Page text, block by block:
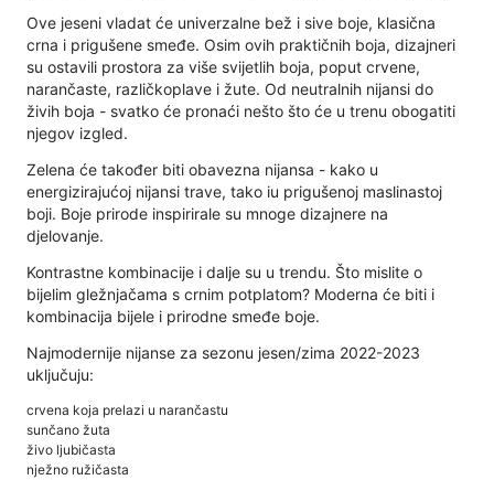
Ove jeseni vladat će univerzalne bež i sive boje, klasična
crna i prigušene smeđe. Osim ovih praktičnih boja, dizajneri
su ostavili prostora za više svijetlih boja, poput crvene,
narančaste, različkoplave i žute. Od neutralnih nijansi do
živih boja - svatko će pronaći nešto što će u trenu obogatiti
njegov izgled.
Zelena će također biti obavezna nijansa - kako u
energizirajućoj nijansi trave, tako iu prigušenoj maslinastoj
boji. Boje prirode inspirirale su mnoge dizajnere na
djelovanje.
Kontrastne kombinacije i dalje su u trendu. Što mislite o
bijelim gležnjačama s crnim potplatom? Moderna će biti i
kombinacija bijele i prirodne smeđe boje.
Najmodernije nijanse za sezonu jesen/zima 2022-2023
uključuju:
crvena koja prelazi u narančastu
sunčano žuta
živo ljubičasta
nježno ružičasta